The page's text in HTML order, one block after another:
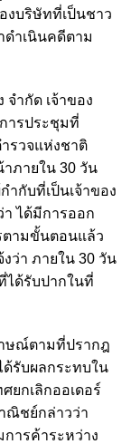
งบริษัทที่เป็นชาว
ำเนินคดีตาม
ำกัด เจ้าของ
ารประชุมที่
รวจแห่งชาติ
ภายใน 30 วัน
กับที่เป็นเจ้าของ
า ได้มีการออก
ตามขั้นตอนแล้ว
ว่า ภายใน 30 วัน
ได้รับปากในที่
ษณ์ตามที่ปรากฎ
ด้รับผลกระทบใน
ยกเลิกออเดอร์
ณิชย์กล่าวว่า
การค้าระหว่าง